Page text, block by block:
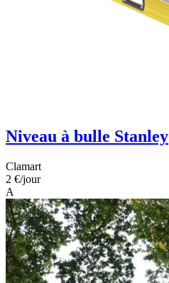
Niveau à bulle Stanley
Clamart
2 €/jour
A